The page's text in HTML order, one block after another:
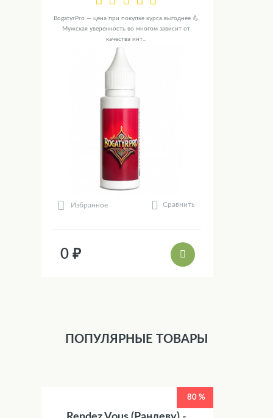
BogatyrPro — цена при покупке курса выгоднее 💪
Мужская уверенность во многом зависит от
качества инт...
Избранное Сравнить
0 ₽
ПОПУЛЯРНЫЕ ТОВАРЫ
80 %